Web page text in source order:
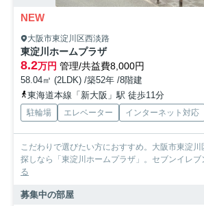
NEW
大阪市東淀川区西淡路
東淀川ホームプラザ
8.2万円 管理/共益費8,000円
58.04㎡ (2LDK) /築52年 /8階建
東海道本線「新大阪」駅 徒歩11分
駐輪場 エレベーター インターネット対応
こだわりで選びたい方におすすめ。大阪市東淀
探しなら「東淀川ホームプラザ」。セブンイレブ
る
募集中の部屋